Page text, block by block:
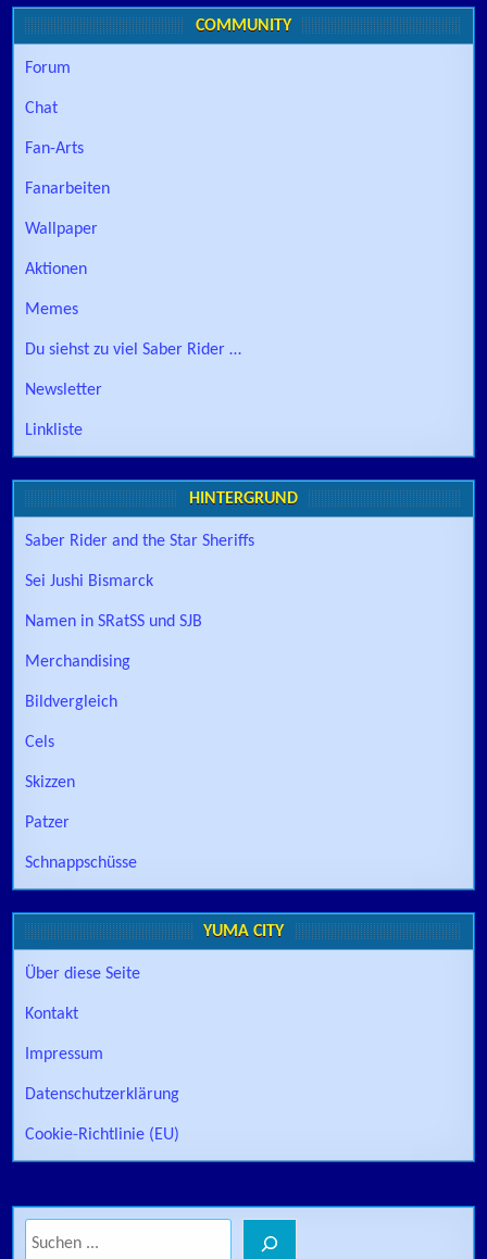
COMMUNITY
Forum
Chat
Fan-Arts
Fanarbeiten
Wallpaper
Aktionen
Memes
Du siehst zu viel Saber Rider …
Newsletter
Linkliste
HINTERGRUND
Saber Rider and the Star Sheriffs
Sei Jushi Bismarck
Namen in SRatSS und SJB
Merchandising
Bildvergleich
Cels
Skizzen
Patzer
Schnappschüsse
YUMA CITY
Über diese Seite
Kontakt
Impressum
Datenschutzerklärung
Cookie-Richtlinie (EU)